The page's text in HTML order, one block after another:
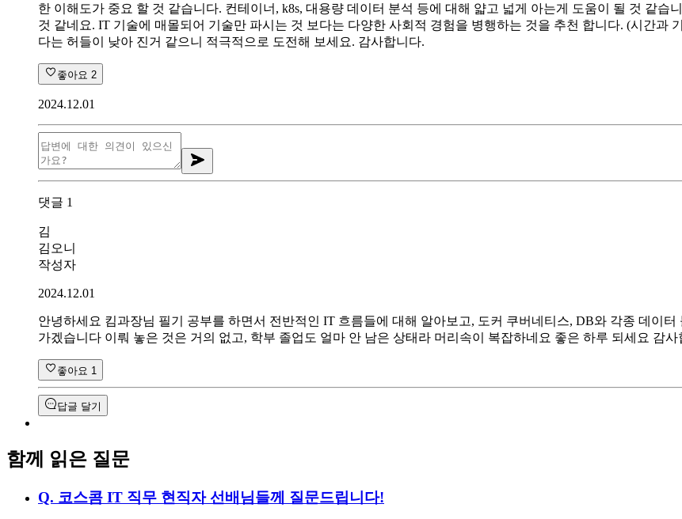
한 이해도가 중요 할 것 같습니다. 컨테이너, k8s, 대용량 데이터 분석 등에 대해 얇고 넓게 아는게 도움이 될 것 같습
것 같네요. IT 기술에 매몰되어 기술만 파시는 것 보다는 다양한 사회적 경험을 병행하는 것을 추천 합니다. (시간과
다는 허들이 낮아 진거 같으니 적극적으로 도전해 보세요. 감사합니다.
좋아요 2
2024.12.01
댓글 1
김
김오니
작성자
2024.12.01
안녕하세요 킴과장님 필기 공부를 하면서 전반적인 IT 흐름들에 대해 알아보고, 도커 쿠버네티스, DB와 각종 데이
가겠습니다 이뤄 놓은 것은 거의 없고, 학부 졸업도 얼마 안 남은 상태라 머리속이 복잡하네요 좋은 하루 되세요 감사
좋아요 1
답글 달기
함께 읽은 질문
Q. 코스콤 IT 직무 현직자 선배님들께 질문드립니다!